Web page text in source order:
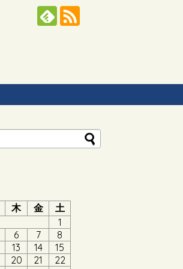
木 金
土
1
6 7
8
13 14
15
20 21
22